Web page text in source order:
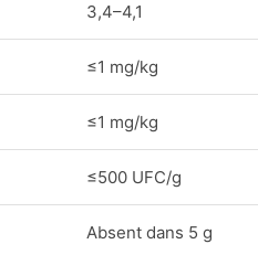
3,4–4,1
≤1 mg/kg
≤1 mg/kg
≤500 UFC/g
Absent dans 5 g